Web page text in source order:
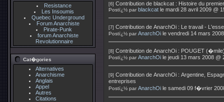
Resistance
Les Insoumis
Quebec Underground
Forum Anarchiste
Pirate-Punk
forum Anarchiste
Revolutionnaire
Cat�gories
Alternatives
Anarchisme
Anglais
Appel
Autres
Citations
[6] Contribution de blackcat : Histoire du
Postï¿½ par blackcat le mardi 28 avril 2009 @
[7] Contribution de AnarchOi : Le travail -
Postï¿½ par AnarchOi le vendredi 14 mars
[8] Contribution de AnarchOi : POUGET
Postï¿½ par AnarchOi le jeudi 13 mars 2008 @
[9] Contribution de AnarchOi : Argentine,
entreprises
Postï¿½ par AnarchOi le samedi 09 f�vrier